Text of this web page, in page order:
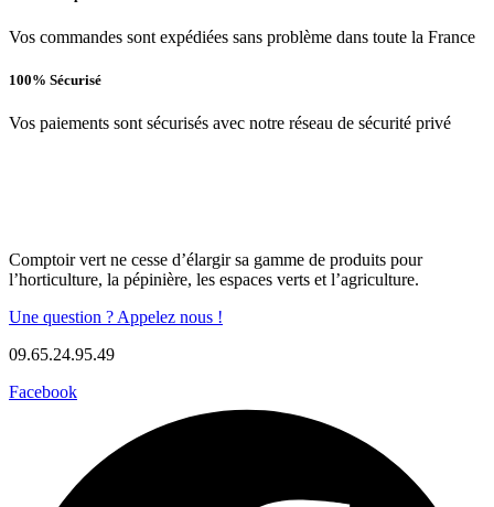
Vos commandes sont expédiées sans problème dans toute la France
100% Sécurisé
Vos paiements sont sécurisés avec notre réseau de sécurité privé
Comptoir vert ne cesse d’élargir sa gamme de produits pour
l’horticulture, la pépinière, les espaces verts et l’agriculture.
Une question ? Appelez nous !
09.65.24.95.49
Facebook